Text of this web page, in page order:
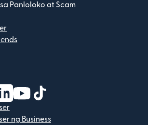
Panloloko at Scam
bagong window)
sa bagong window)
sa bagong window)
(bubukas sa bagong window)
(bubukas sa bagong window)
ng Business